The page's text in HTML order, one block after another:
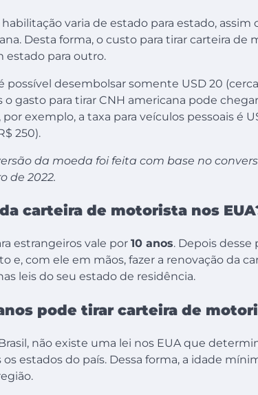
varia de estado para estado, assim
Desta forma, o custo para tirar carteira de
estado para outro.
possível desembolsar somente USD 20 (cerca
gasto para tirar CNH americana pode chegar
por exemplo, a taxa para veículos pessoais é
250).
da moeda foi feita com base no
de 2022.
carteira de motorista nos
estrangeiros vale por 10 anos. Depois desse
e, com ele em mãos, fazer a renovação da
leis do seu estado de residência.
pode tirar carteira de
não existe uma lei nos EUA que
estados do país. Dessa forma, a idade